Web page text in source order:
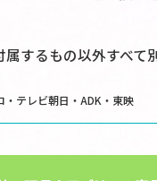
属するもの以外すべて
・テレビ朝日・ADK・東映